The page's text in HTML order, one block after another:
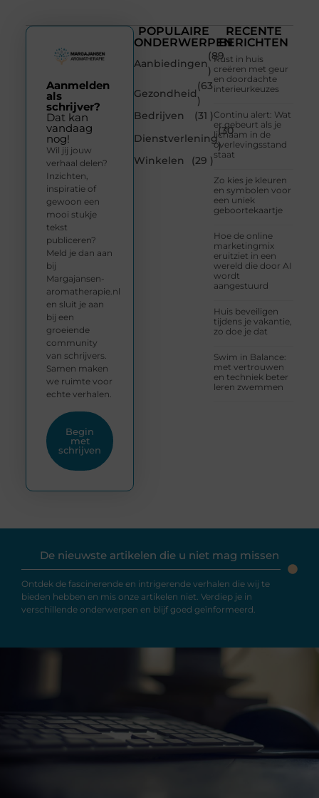
POPULAIRE
ONDERWERPEN
Aanbiedingen
(89
)
Gezondheid
(63
)
Bedrijven
(31 )
Dienstverlening
(30
)
Winkelen
(29 )
RECENTE
BERICHTEN
Rust in huis
creëren met geur
en doordachte
interieurkeuzes
Continu alert: Wat
er gebeurt als je
lichaam in de
overlevingsstand
staat
Zo kies je kleuren
en symbolen voor
een uniek
geboortekaartje
Hoe de online
marketingmix
eruitziet in een
wereld die door AI
wordt
aangestuurd
Huis beveiligen
tijdens je vakantie,
zo doe je dat
Swim in Balance:
met vertrouwen
en techniek beter
leren zwemmen
Aanmelden
als
schrijver?
Dat kan
vandaag
nog!
Wil jij jouw
verhaal delen?
Inzichten,
inspiratie of
gewoon een
mooi stukje
tekst
publiceren?
Meld je dan aan
bij
Margajansen-
aromatherapie.nl
en sluit je aan
bij een
groeiende
community
van schrijvers.
Samen maken
we ruimte voor
echte verhalen.
Begin
met
schrijven
De nieuwste artikelen die u niet mag missen
Ontdek de fascinerende en intrigerende verhalen die wij te
bieden hebben en mis onze artikelen niet. Verdiep je in
verschillende onderwerpen en blijf goed geïnformeerd.